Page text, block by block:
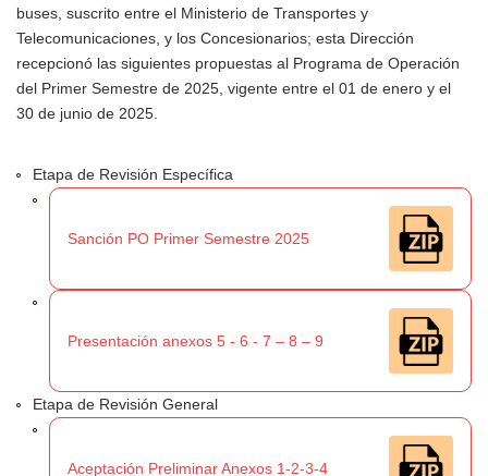
buses, suscrito entre el Ministerio de Transportes y
Telecomunicaciones, y los Concesionarios; esta Dirección
recepcionó las siguientes propuestas al Programa de Operación
del Primer Semestre de 2025, vigente entre el 01 de enero y el
30 de junio de 2025.
Etapa de Revisión Específica
Sanción PO Primer Semestre 2025
Presentación anexos 5 - 6 - 7 – 8 – 9
Etapa de Revisión General
Aceptación Preliminar Anexos 1-2-3-4